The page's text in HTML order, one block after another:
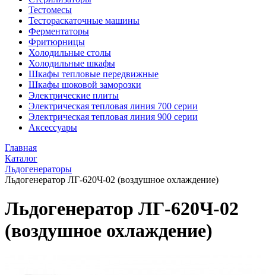
Тестомесы
Тестораскаточные машины
Ферментаторы
Фритюрницы
Холодильные столы
Холодильные шкафы
Шкафы тепловые передвижные
Шкафы шоковой заморозки
Электрические плиты
Электрическая тепловая линия 700 серии
Электрическая тепловая линия 900 серии
Аксессуары
Главная
Каталог
Льдогенераторы
Льдогенератор ЛГ-620Ч-02 (воздушное охлаждение)
Льдогенератор ЛГ-620Ч-02
(воздушное охлаждение)